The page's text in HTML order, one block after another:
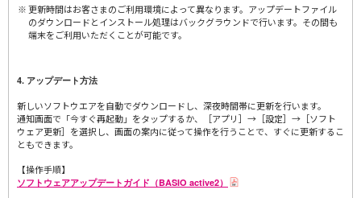
更新時間はお客さまのご利用環境によって異なります。アップデートファイル
のダウンロードとインストール処理はバックグラウンドで行います。その間も
端末をご利用いただくことが可能です。
4. アップデート方法
新しいソフトウエアを自動でダウンロードし、深夜時間帯に更新を行います。
通知画面で「今すぐ再起動」をタップするか、［アプリ］→［設定］→［ソフト
ウェア更新］を選択し、画面の案内に従って操作を行うことで、すぐに更新するこ
ともできます。
【操作手順】
ソフトウェアアップデートガイド（BASIO active2）